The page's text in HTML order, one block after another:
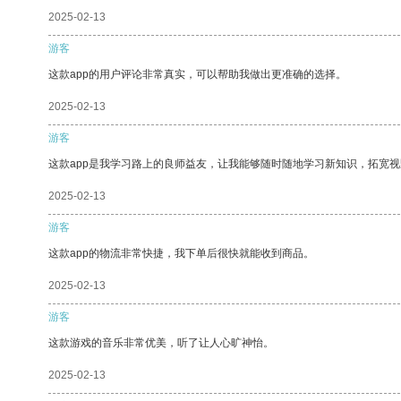
2025-02-13
游客
这款app的用户评论非常真实，可以帮助我做出更准确的选择。
2025-02-13
游客
这款app是我学习路上的良师益友，让我能够随时随地学习新知识，拓宽
2025-02-13
游客
这款app的物流非常快捷，我下单后很快就能收到商品。
2025-02-13
游客
这款游戏的音乐非常优美，听了让人心旷神怡。
2025-02-13